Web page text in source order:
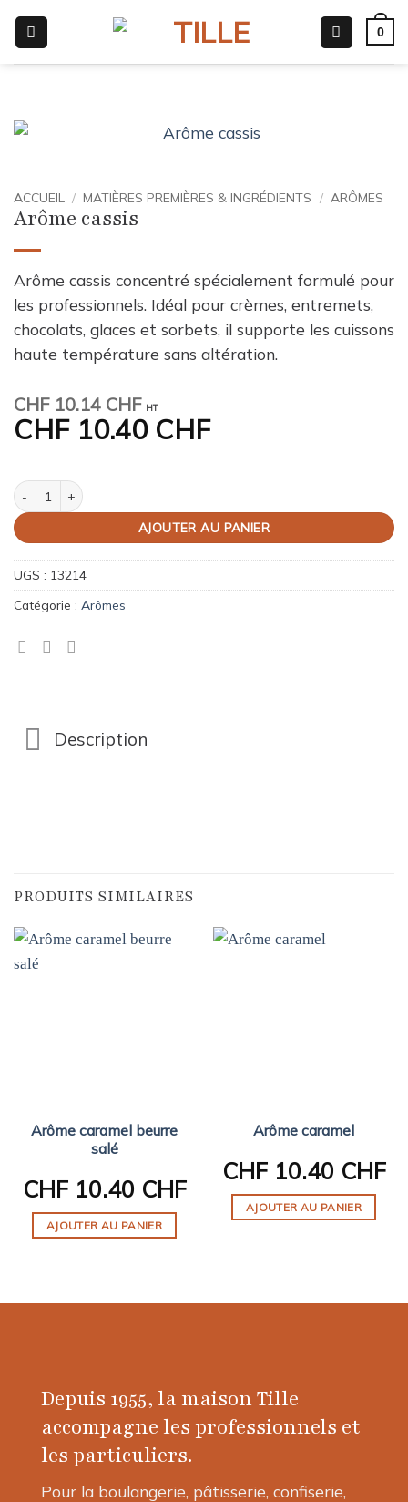
contenu
0
ACCUEIL / MATIÈRES PREMIÈRES & INGRÉDIENTS / ARÔMES
Arôme cassis
Arôme cassis concentré spécialement formulé pour
les professionnels. Idéal pour crèmes, entremets,
chocolats, glaces et sorbets, il supporte les cuissons
haute température sans altération.
CHF10.14 CHF HT
CHF10.40 CHF
quantité de Arôme cassis
AJOUTER AU PANIER
UGS : 13214
Catégorie : Arômes
Description
PRODUITS SIMILAIRES
Arôme caramel beurre
salé
CHF10.40 CHF
AJOUTER AU PANIER
Arôme caramel
CHF10.40 CHF
AJOUTER AU PANIER
Depuis 1955, la maison Tille
accompagne les professionnels et
les particuliers.
Pour la boulangerie, pâtisserie, confiserie,